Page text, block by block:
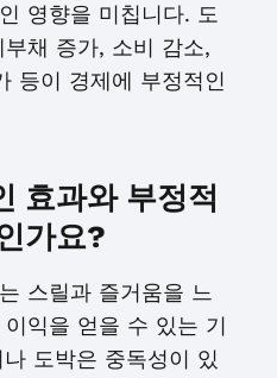
영향을 미칩니다. 도
채 증가, 소비 감소,
등이 경제에 부정적인
효과와 부정적
가요?
스릴과 즐거움을 느
익을 얻을 수 있는 기
도박은 중독성이 있